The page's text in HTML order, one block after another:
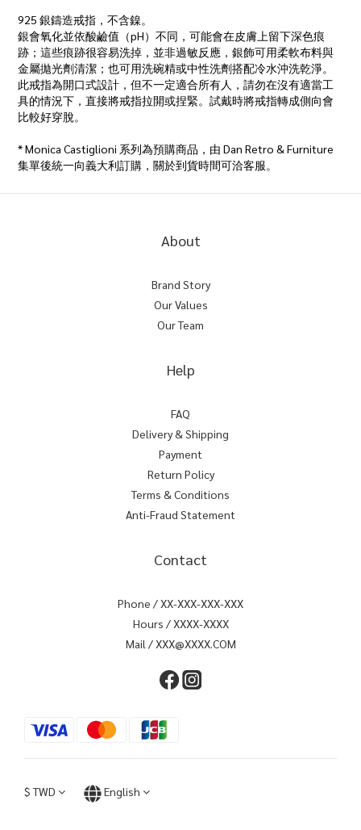
925 銀鑄造戒指，不含鎳。
銀會氧化並依酸鹼值（pH）不同，可能會在皮膚上留下深色痕
跡；這些痕跡很容易洗掉，並非過敏反應，銀飾可用柔軟布料與
金屬拋光劑清潔；也可用洗碗精或中性洗劑搭配冷水沖洗乾淨。
此戒指為開口式設計，但不一定適合所有人，請勿在沒有適當工
具的情況下，直接將戒指拉開或捏緊。試戴時將戒指轉成側向會
比較好穿脫。
* Monica Castiglioni 系列為預購商品，由 Dan Retro & Furniture
集單後統一向義大利訂購，關於到貨時間可洽客服。
About
Brand Story
Our Values
Our Team
Help
FAQ
Delivery & Shipping
Payment
Return Policy
Terms & Conditions
Anti-Fraud Statement
Contact
Phone / XX-XXX-XXX-XXX
Hours / XXXX-XXXX
Mail / XXX@XXXX.COM
$ TWD English